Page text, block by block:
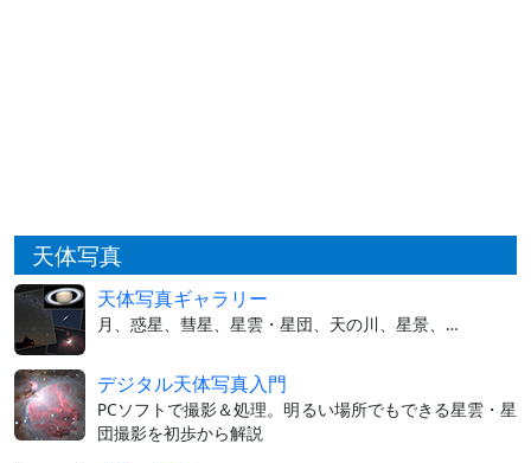
天体写真
天体写真ギャラリー
月、惑星、彗星、星雲・星団、天の川、星景、…
デジタル天体写真入門
PCソフトで撮影＆処理。明るい場所でもできる星雲・星
団撮影を初歩から解説